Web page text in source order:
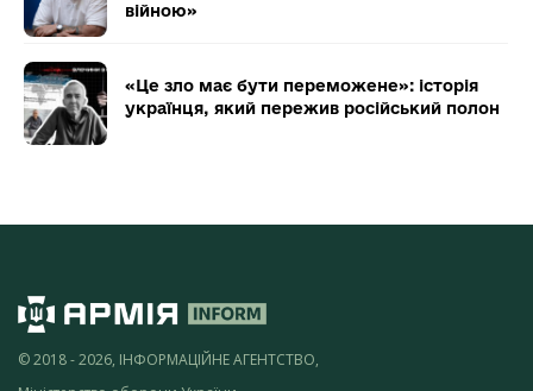
війною»
«Це зло має бути переможене»: історія
українця, який пережив російський полон
© 2018 - 2026, ІНФОРМАЦІЙНЕ АГЕНТСТВО,